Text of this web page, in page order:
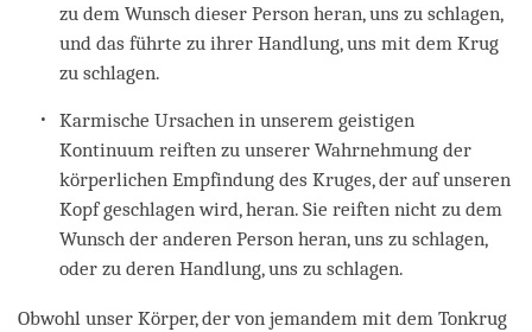
zu dem Wunsch dieser Person heran, uns zu schlagen,
und das führte zu ihrer Handlung, uns mit dem Krug
zu schlagen.
Karmische Ursachen in unserem geistigen
Kontinuum reiften zu unserer Wahrnehmung der
körperlichen Empfindung des Kruges, der auf unseren
Kopf geschlagen wird, heran. Sie reiften nicht zu dem
Wunsch der anderen Person heran, uns zu schlagen,
oder zu deren Handlung, uns zu schlagen.
Obwohl unser Körper, der von jemandem mit dem Tonkrug